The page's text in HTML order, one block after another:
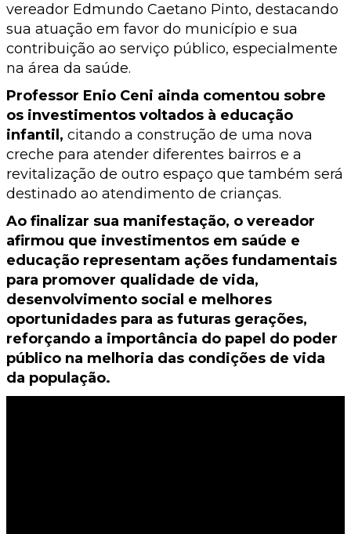
vereador Edmundo Caetano Pinto, destacando
sua atuação em favor do município e sua
contribuição ao serviço público, especialmente
na área da saúde.
Professor Enio Ceni ainda comentou sobre
os investimentos voltados à educação
infantil, citando a construção de uma nova
creche para atender diferentes bairros e a
revitalização de outro espaço que também será
destinado ao atendimento de crianças.
Ao finalizar sua manifestação, o vereador
afirmou que investimentos em saúde e
educação representam ações fundamentais
para promover qualidade de vida,
desenvolvimento social e melhores
oportunidades para as futuras gerações,
reforçando a importância do papel do poder
público na melhoria das condições de vida
da população.